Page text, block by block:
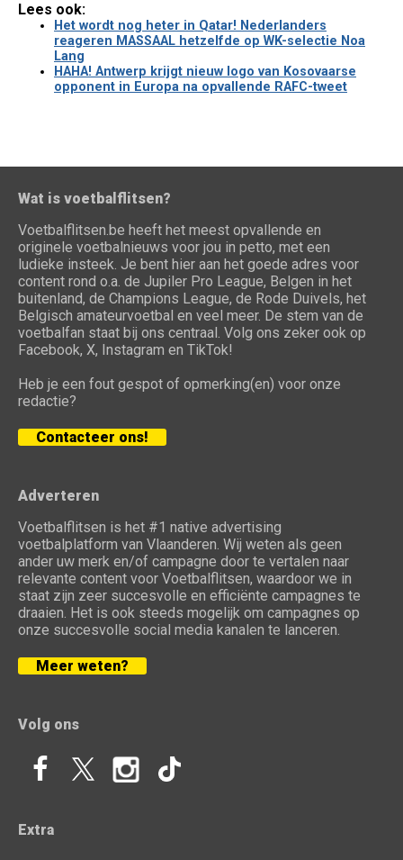
Lees ook:
Het wordt nog heter in Qatar! Nederlanders
reageren MASSAAL hetzelfde op WK-selectie Noa
Lang
HAHA! Antwerp krijgt nieuw logo van Kosovaarse
opponent in Europa na opvallende RAFC-tweet
Wat is voetbalflitsen?
Voetbalflitsen.be heeft het meest opvallende en
originele voetbalnieuws voor jou in petto, met een
ludieke insteek. Je bent hier aan het goede adres voor
content rond o.a. de Jupiler Pro League, Belgen in het
buitenland, de Champions League, de Rode Duivels, het
Belgisch amateurvoetbal en veel meer. De stem van de
voetbalfan staat bij ons centraal. Volg ons zeker ook op
Facebook, X, Instagram en TikTok!
Heb je een fout gespot of opmerking(en) voor onze
redactie?
Contacteer ons!
Adverteren
Voetbalflitsen is het #1 native advertising
voetbalplatform van Vlaanderen. Wij weten als geen
ander uw merk en/of campagne door te vertalen naar
relevante content voor Voetbalflitsen, waardoor we in
staat zijn zeer succesvolle en efficiënte campagnes te
draaien. Het is ook steeds mogelijk om campagnes op
onze succesvolle social media kanalen te lanceren.
Meer weten?
Volg ons
Extra